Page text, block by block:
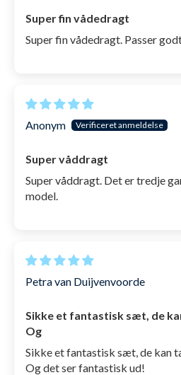
Super fin vådedragt
Super fin vådedragt. Passer
Anonym
Super våddragt
Super våddragt. Det er tredje
model.
Petra van Duijvenvoorde
Sikke et fantastisk sæt, de
Og
Sikke et fantastisk sæt, de kan
Og det ser fantastisk ud!